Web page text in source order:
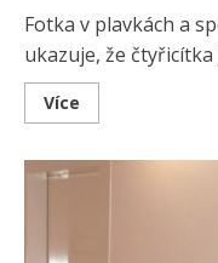
Fotka v plavkách a
ukazuje, že
Více
more